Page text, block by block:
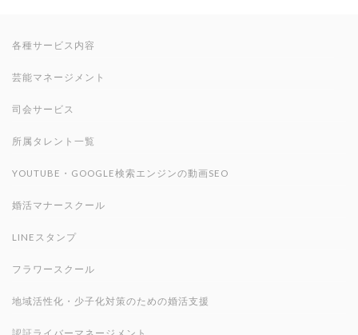
各種サービス内容
芸能マネージメント
司会サービス
所属タレント一覧
YOUTUBE・GOOGLE検索エンジンの動画SEO
婚活マナースクール
LINEスタンプ
フラワースクール
地域活性化・少子化対策のための婚活支援